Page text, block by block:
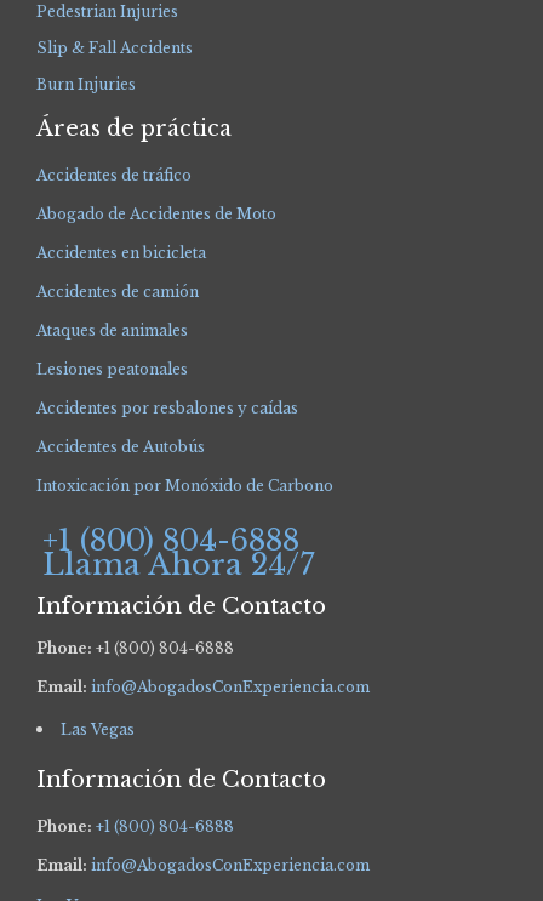
Pedestrian Injuries
Slip & Fall Accidents
Burn Injuries
Áreas de práctica
Accidentes de tráfico
Abogado de Accidentes de Moto
Accidentes en bicicleta
Accidentes de camión
Ataques de animales
Lesiones peatonales
Accidentes por resbalones y caídas
Accidentes de Autobús
Intoxicación por Monóxido de Carbono
+1 (800) 804-6888
Llama Ahora 24/7
Información de Contacto
Phone: +1 (800) 804-6888
Email: info@AbogadosConExperiencia.com
Las Vegas
Información de Contacto
Phone: +1 (800) 804-6888
Email: info@AbogadosConExperiencia.com